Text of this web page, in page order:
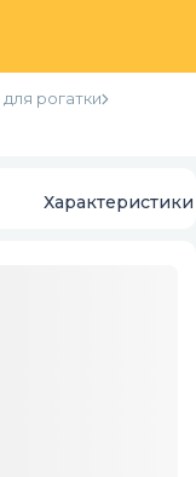
рогатки
Характеристики